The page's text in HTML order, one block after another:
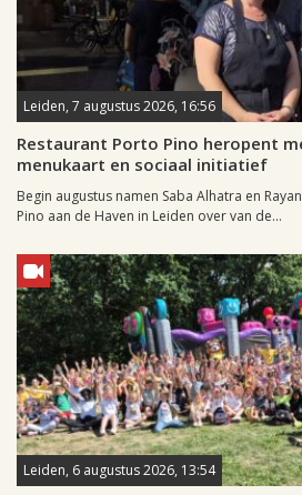
Leiden, 7 augustus 2026, 16:56
Restaurant Porto Pino heropent
menukaart en sociaal initiatief
Begin augustus namen Saba Alhatra en
Pino aan de Haven in Leiden over van de...
Leiden, 6 augustus 2026, 13:54